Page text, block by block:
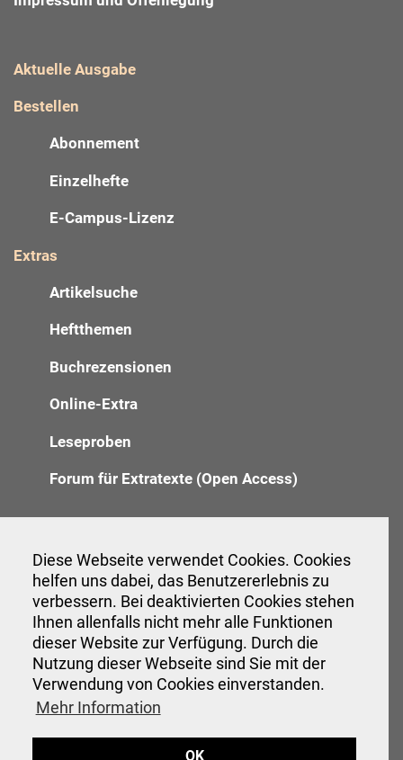
Diese Webseite verwendet Cookies. Cookies
helfen uns dabei, das Benutzererlebnis zu
verbessern. Bei deaktivierten Cookies stehen
Ihnen allenfalls nicht mehr alle Funktionen
dieser Website zur Verfügung. Durch die
Nutzung dieser Webseite sind Sie mit der
Verwendung von Cookies einverstanden.
Mehr Information
OK
Aktuelle Ausgabe
Bestellen
Abonnement
Einzelhefte
E-Campus-Lizenz
Extras
Artikelsuche
Heftthemen
Buchrezensionen
Online-Extra
Leseproben
Forum für Extratexte (Open Access)
Anzeigenannahme
Verwaltung
Veranstaltungen